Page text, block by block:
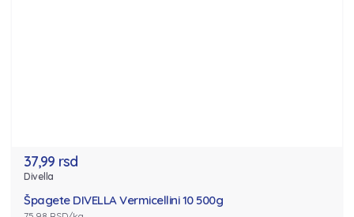
37,99 rsd
Divella
Špagete DIVELLA Vermicellini 10 500g